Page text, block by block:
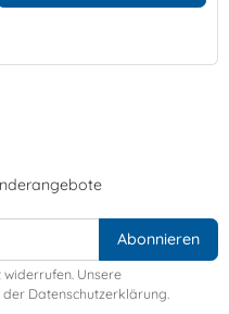
Unsere
Datenschutzerklärung.